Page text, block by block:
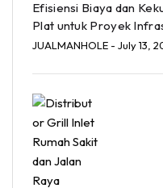
Efisiensi Biaya dan
Plat untuk Proyek
JUALMANHOLE - July 13,